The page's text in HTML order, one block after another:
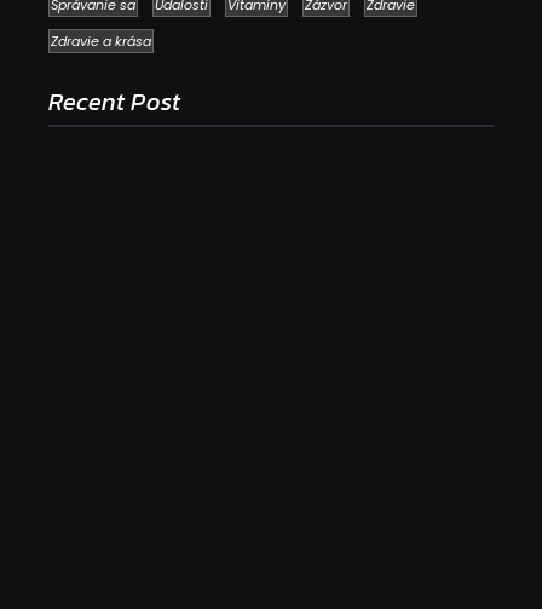
Správanie sa
Udalosti Vitamíny Zázvor
Zdravie
Zdravie a krása
Recent Post